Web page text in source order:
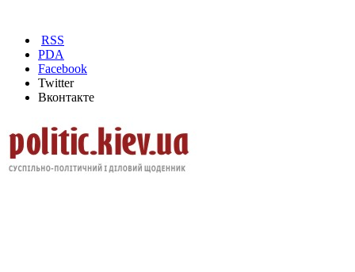
RSS
PDA
Facebook
Twitter
Вконтакте